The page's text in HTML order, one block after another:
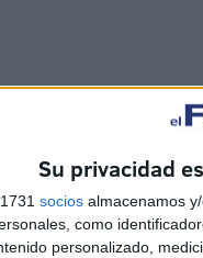
Su privacidad
socios almacenamos
como
personalizado,
ser para el ‘Castañer
Real Club Marítimo
el ‘Aviador’
el ‘Ceuta Mahersa’ y